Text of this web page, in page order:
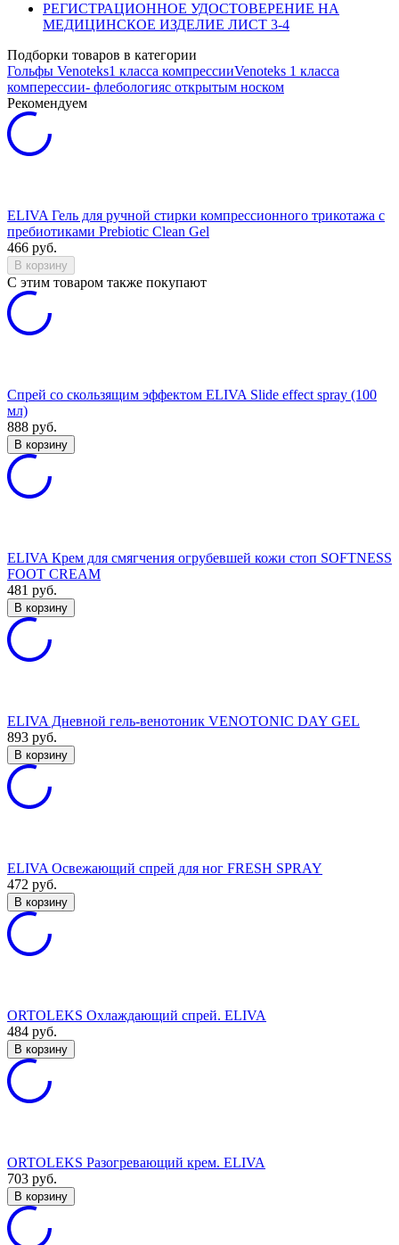
РЕГИСТРАЦИОННОЕ УДОСТОВЕРЕНИЕ НА
МЕДИЦИНСКОЕ ИЗДЕЛИЕ ЛИСТ 3-4
Подборки товаров в категории
Гольфы Venoteks1 класса компрессииVenoteks 1 класса
комперессии- флебологияс открытым носком
Рекомендуем
ELIVA Гель для ручной стирки компрессионного трикотажа с
пребиотиками Prebiotic Clean Gel
466 руб.
В корзину
C этим товаром также покупают
Спрей со скользящим эффектом ELIVA Slide effect spray (100
мл)
888 руб.
В корзину
ELIVA Крем для смягчения огрубевшей кожи стоп SOFTNESS
FOOT CREAM
481 руб.
В корзину
ELIVA Дневной гель-венотоник VENOTONIC DAY GEL
893 руб.
В корзину
ELIVA Освежающий спрей для ног FRESH SPRAY
472 руб.
В корзину
ORTOLEKS Охлаждающий спрей. ELIVA
484 руб.
В корзину
ORTOLEKS Разогревающий крем. ELIVA
703 руб.
В корзину